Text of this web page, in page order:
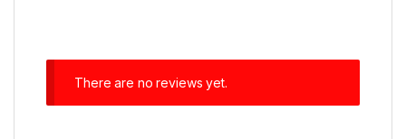
There are no reviews yet.